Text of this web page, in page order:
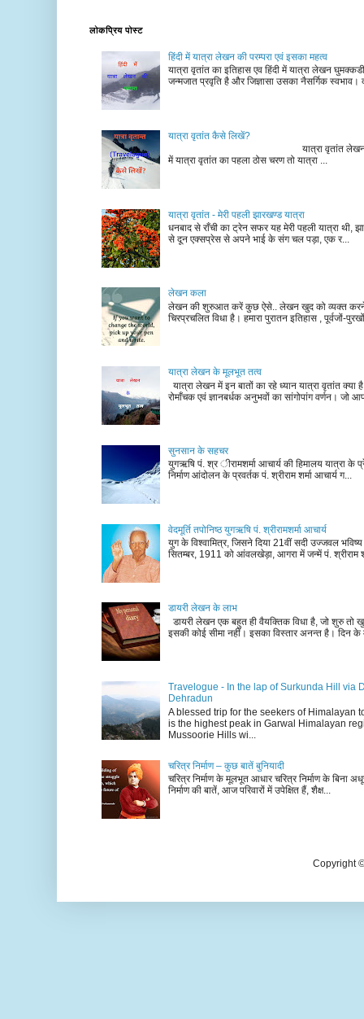
लोकप्रिय पोस्ट
हिंदी में यात्रा लेखन की परम्परा एवं इसका महत्व
यात्रा वृतांत का इतिहास एव हिंदी में यात्रा लेखन
जन्मजात प्रवृति है और जिज्ञासा उसका नैसर्गिक स्वभाव।
यात्रा वृतांत कैसे लिखें?
यात्रा वृतांत लेखन के चरण
में यात्रा वृतांत का पहला ठोस चरण तो यात्रा ...
यात्रा वृतांत - मेरी पहली झारखण्ड यात्रा
धनबाद से राँची का ट्रेन सफर यह मेरी पहली यात्रा थी,
से दून एक्सप्रेस से अपने भाई के संग चल पड़ा, एक र...
लेखन कला
लेखन की शुरुआत करें कुछ ऐसे.. लेखन खुद को व्यक्त
चिरप्रचलित विधा है। हमारा पुरातन इतिहास , पूर्वजों-
यात्रा लेखन के मूलभूत तत्व
यात्रा लेखन में इन बातों का रहे ध्यान यात्रा वृतांत क्या
रोमाँचक एवं ज्ञानबर्धक अनुभवों का सांगोपांग वर्णन। जो
सुनसान के सहचर
युगऋषि पं. श्र ीरामशर्मा आचार्य की हिमालय यात्रा के
निर्माण आंदोलन के प्रवर्तक पं. श्रीराम शर्मा आचार्य ग...
वेदमूर्ति तपोनिष्ठ युगऋषि पं. श्रीरामशर्मा आचार्य
युग के विश्वामित्र, जिसने दिया 21वीं सदी उज्जवल भविष्य
सितम्बर, 1911 को आंवलखेड़ा, आगरा में जन्में पं. श्रीराम
डायरी लेखन के लाभ
डायरी लेखन एक बहुत ही वैयक्तिक विधा है, जो शुरु तो
इसकी कोई सीमा नहीं। इसका विस्तार अनन्त है। दिन के
Travelogue - In the lap of Surkunda Hill via
Dehradun
A blessed trip for the seekers of Himalayan
is the highest peak in Garwal Himalayan
Mussoorie Hills wi...
चरित्र निर्माण – कुछ बातें बुनियादी
चरित्र निर्माण के मूलभूत आधार चरित्र निर्माण के बिना
निर्माण की बातें, आज परिवारों में उपेक्षित हैं, शैक्ष...
Copyright